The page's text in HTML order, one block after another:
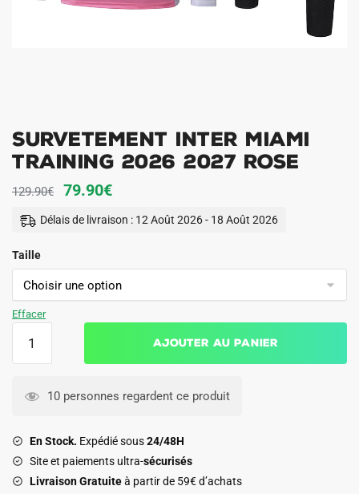
Survetement Inter Miami
Training 2026 2027 Rose
129.90€
Le
prix
129.90€.
79.90€Le
79.90€.
Délais de livraison : 12 Août 2026 - 18 Août 2026
Taille
Effacer
Inter
2026
2027
Rose
Ajouter au panier
10 personnes regardent ce produit
En Stock. Expédié sous24/48H
Site et paiements ultra-sécurisés
Livraison Gratuiteà partir de 59€ d’achats